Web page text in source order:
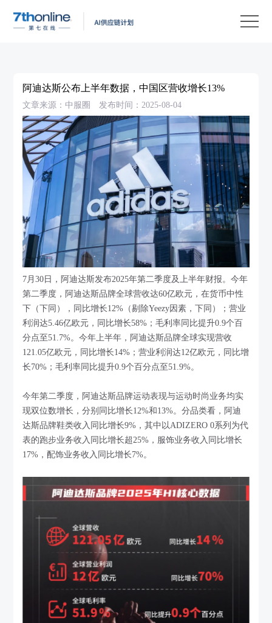
阿迪达斯公布上半年数据，中国区营收增长13%
文章来源：中服圈 发布时间：2025-08-04
7月30日，阿迪达斯发布2025年第二季度及上半年财报。今年
第二季度，阿迪达斯品牌全球营收达60亿欧元，在货币中性
下（下同），同比增长12%（剔除Yeezy因素，下同）；营业
利润达5.46亿欧元，同比增长58%；毛利率同比提升0.9个百
分点至51.7%。今年上半年，阿迪达斯品牌全球实现营收
121.05亿欧元，同比增长14%；营业利润达12亿欧元，同比增
长70%；毛利率同比提升0.9个百分点至51.9%。
今年第二季度，阿迪达斯品牌运动表现与运动时尚业务均实
现双位数增长，分别同比增长12%和13%。分品类看，阿迪
达斯品牌鞋类收入同比增长9%，其中以ADIZERO 0系列为代
表的跑步业务收入同比增长超25%，服饰业务收入同比增长
17%，配饰业务收入同比增长7%。